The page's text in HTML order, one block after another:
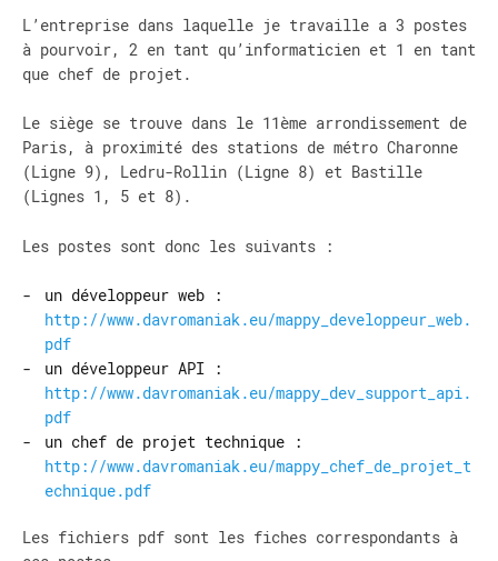
L’entreprise dans laquelle je travaille a 3 postes
à pourvoir, 2 en tant qu’informaticien et 1 en tant
que chef de projet.
Le siège se trouve dans le 11ème arrondissement de
Paris, à proximité des stations de métro Charonne
(Ligne 9), Ledru-Rollin (Ligne 8) et Bastille
(Lignes 1, 5 et 8).
Les postes sont donc les suivants :
un développeur web :
http://www.davromaniak.eu/mappy_developpeur_web.
pdf
un développeur API :
http://www.davromaniak.eu/mappy_dev_support_api.
pdf
un chef de projet technique :
http://www.davromaniak.eu/mappy_chef_de_projet_t
echnique.pdf
Les fichiers pdf sont les fiches correspondants à